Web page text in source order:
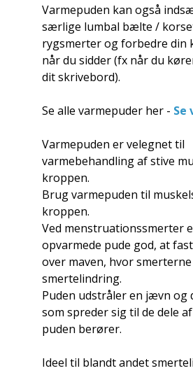
Varmepuden kan også
særlige lumbal bælte /
rygsmerter og forbedre din
når du sidder (fx når du
dit skrivebord).
Se alle varmepuder her - Se
Varmepuden er velegnet til
varmebehandling af stive
kroppen.
Brug varmepuden til
kroppen.
Ved menstruationssmerter
opvarmede pude god, at
over maven, hvor
smertelindring.
Puden udstråler en jævn og
som spreder sig til de dele
puden berører.
Ideel til blandt andet